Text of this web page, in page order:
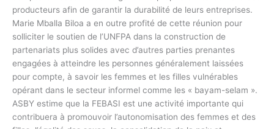
producteurs afin de garantir la durabilité de leurs entreprises.
Marie Mballa Biloa a en outre profité de cette réunion pour
solliciter le soutien de l’UNFPA dans la construction de
partenariats plus solides avec d’autres parties prenantes
engagées à atteindre les personnes généralement laissées
pour compte, à savoir les femmes et les filles vulnérables
opérant dans le secteur informel comme les « bayam-selam ».
ASBY estime que la FEBASI est une activité importante qui
contribuera à promouvoir l’autonomisation des femmes et des